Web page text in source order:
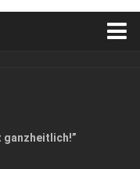
ganzheitlich!”